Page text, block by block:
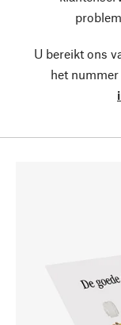
U bereikt ons
het nummer